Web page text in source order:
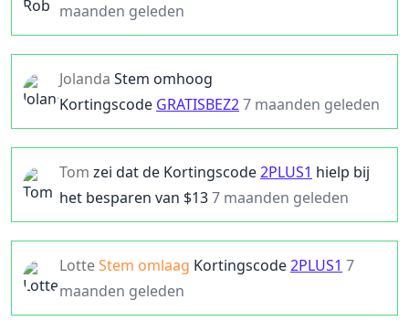
maanden geleden
Jolanda Stem omhoog
Kortingscode GRATISBEZ27 maanden geleden
Tom zei dat de Kortingscode2PLUS1 hielp bij
het besparen van $137 maanden geleden
LotteStem omlaag Kortingscode2PLUS1 7
maanden geleden